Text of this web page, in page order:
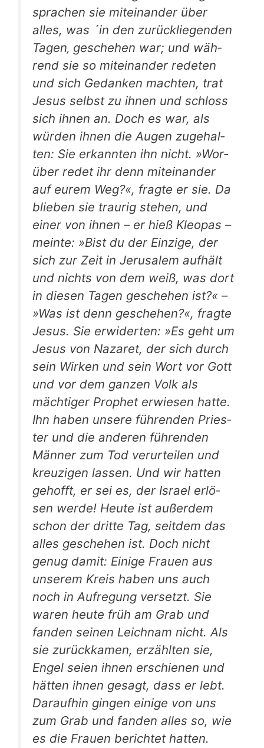
spra­chen sie mit­ein­an­der über
alles, was ´in den zurück­lie­gen­den
Tagen‚ gesche­hen war; und wäh­
rend sie so mit­ein­an­der rede­ten
und sich Gedan­ken mach­ten, trat
Jesus selbst zu ihnen und schloss
sich ihnen an. Doch es war, als
wür­den ihnen die Augen zuge­hal­
ten: Sie erkann­ten ihn nicht. »Wor­
über redet ihr denn mit­ein­an­der
auf eurem Weg?«, frag­te er sie. Da
blie­ben sie trau­rig ste­hen, und
einer von ihnen – er hieß Kleo­pas –
mein­te: »Bist du der Ein­zi­ge, der
sich zur Zeit in Jeru­sa­lem auf­hält
und nichts von dem weiß, was dort
in die­sen Tagen gesche­hen ist?« –
»Was ist denn gesche­hen?«, frag­te
Jesus. Sie erwi­der­ten: »Es geht um
Jesus von Naza­ret, der sich durch
sein Wir­ken und sein Wort vor Gott
und vor dem gan­zen Volk als
mäch­ti­ger Pro­phet erwie­sen hat­te.
Ihn haben unse­re füh­ren­den Pries­
ter und die ande­ren füh­ren­den
Män­ner zum Tod ver­ur­tei­len und
kreu­zi­gen las­sen. Und wir hat­ten
gehofft, er sei es, der Isra­el erlö­
sen wer­de! Heu­te ist außer­dem
schon der drit­te Tag, seit­dem das
alles gesche­hen ist. Doch nicht
genug damit: Eini­ge Frau­en aus
unse­rem Kreis haben uns auch
noch in Auf­re­gung ver­setzt. Sie
waren heu­te früh am Grab und
fan­den sei­nen Leich­nam nicht. Als
sie zurück­ka­men, erzähl­ten sie,
Engel sei­en ihnen erschie­nen und
hät­ten ihnen gesagt, dass er lebt.
Dar­auf­hin gin­gen eini­ge von uns
zum Grab und fan­den alles so, wie
es die Frau­en berich­tet hat­ten.